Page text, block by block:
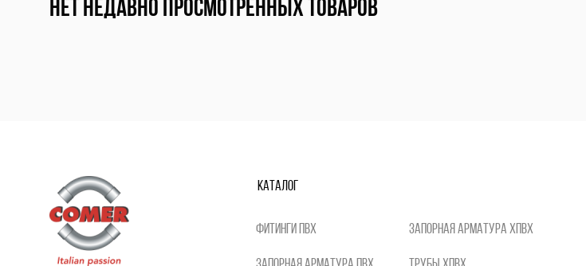
Нет недавно просмотренных товаров
Каталог
Фитинги ПВХ Запорная арматура ХПВХ